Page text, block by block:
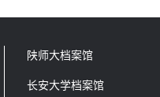
陕师大档案馆
长安大学档案馆